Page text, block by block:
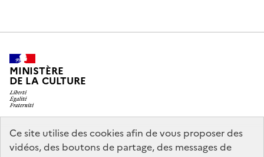
Ce site utilise des cookies afin de vous proposer des
vidéos, des boutons de partage, des messages de
MINISTÈRE
DE LA CULTURE
legifrance.gouv.fr info.gouv.fr